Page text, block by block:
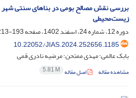
بررسی نقش مصالح بومی در بناهای سنتی شهر
زیست‌محیطی
دوره 12، شماره 24، اسفند 1402، صفحه
193-213
10.22052/JIAS.2024.252656.1185
بابک عالمی؛ مهدی ممتحن؛ مرضیه نادری قمی
مشاهده مقاله اصل مقاله 5.81 M